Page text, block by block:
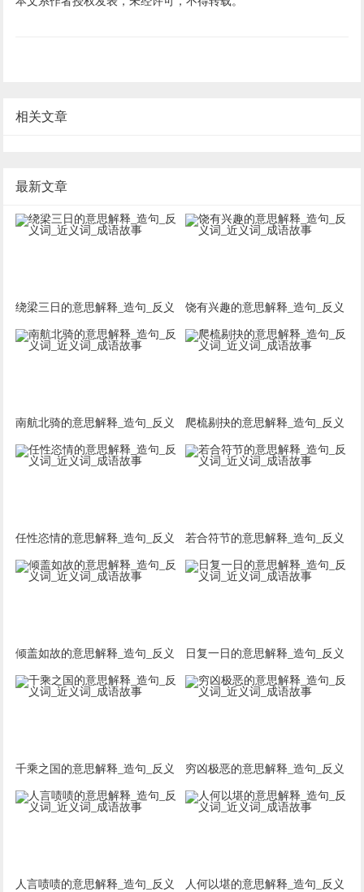
相关文章
最新文章
绕梁三日的意思解释_造句_反义
词_近义词_成语故事
饶有兴趣的意思解释_造句_反义
词_近义词_成语故事
南航北骑的意思解释_造句_反义
词_近义词_成语故事
爬梳剔抉的意思解释_造句_反义
词_近义词_成语故事
任性恣情的意思解释_造句_反义
词_近义词_成语故事
若合符节的意思解释_造句_反义
词_近义词_成语故事
倾盖如故的意思解释_造句_反义
词_近义词_成语故事
日复一日的意思解释_造句_反义
词_近义词_成语故事
千乘之国的意思解释_造句_反义
词_近义词_成语故事
穷凶极恶的意思解释_造句_反义
词_近义词_成语故事
人言啧啧的意思解释_造句_反义 人何以堪的意思解释_造句_反义